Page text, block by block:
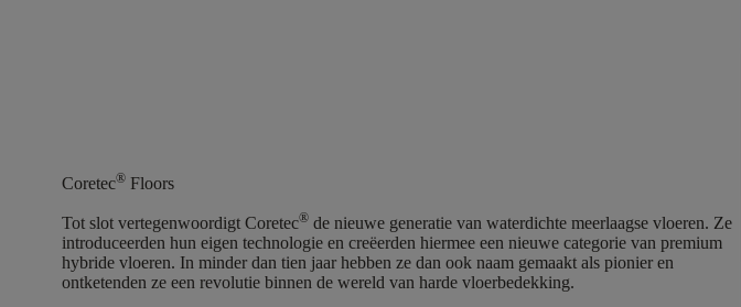
Coretec® Floors
Tot slot vertegenwoordigt Coretec® de nieuwe generatie van waterdichte meerlaagse vloeren. Ze
introduceerden hun eigen technologie en creëerden hiermee een nieuwe categorie van premium
hybride vloeren. In minder dan tien jaar hebben ze dan ook naam gemaakt als pionier en
ontketenden ze een revolutie binnen de wereld van harde vloerbedekking.